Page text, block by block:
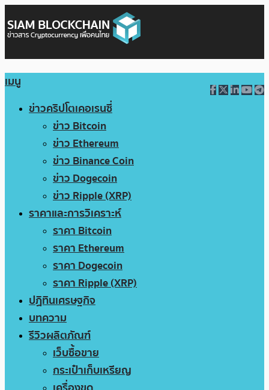
เมนู
ข่าวคริปโตเคอเรนซี่
ข่าว Bitcoin
ข่าว Ethereum
ข่าว Binance Coin
ข่าว Dogecoin
ข่าว Ripple (XRP)
ราคาและการวิเคราะห์
ราคา Bitcoin
ราคา Ethereum
ราคา Dogecoin
ราคา Ripple (XRP)
ปฏิทินเศรษฐกิจ
บทความ
รีวิวผลิตภัณฑ์
เว็บซื้อขาย
กระเป๋าเก็บเหรียญ